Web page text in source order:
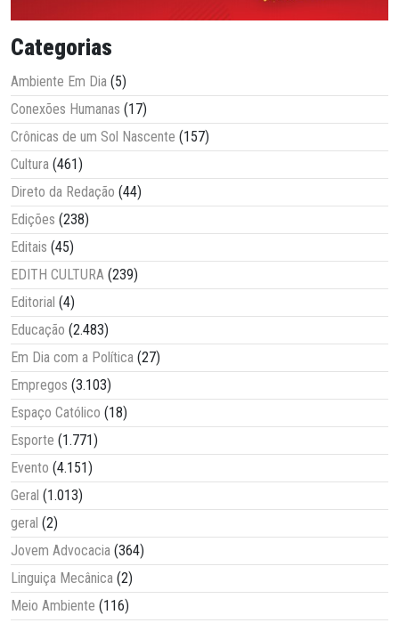
Categorias
Ambiente Em Dia (5)
Conexões Humanas (17)
Crônicas de um Sol Nascente (157)
Cultura (461)
Direto da Redação (44)
Edições (238)
Editais (45)
EDITH CULTURA (239)
Editorial (4)
Educação (2.483)
Em Dia com a Política (27)
Empregos (3.103)
Espaço Católico (18)
Esporte (1.771)
Evento (4.151)
Geral (1.013)
geral (2)
Jovem Advocacia (364)
Linguiça Mecânica (2)
Meio Ambiente (116)